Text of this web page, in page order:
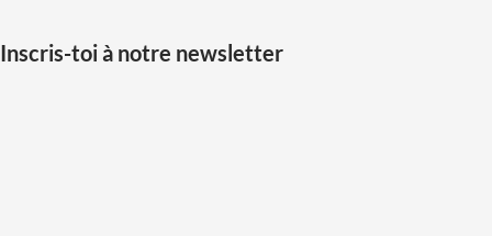
Inscris-toi à notre newsletter